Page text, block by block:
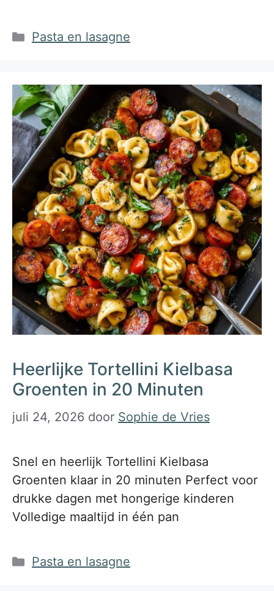
Categorieën
Pasta en lasagne
Heerlijke Tortellini Kielbasa
Groenten in 20 Minuten
juli 24, 2026 door Sophie de Vries
Snel en heerlijk Tortellini Kielbasa
Groenten klaar in 20 minuten Perfect voor
drukke dagen met hongerige kinderen
Volledige maaltijd in één pan
Categorieën
Pasta en lasagne